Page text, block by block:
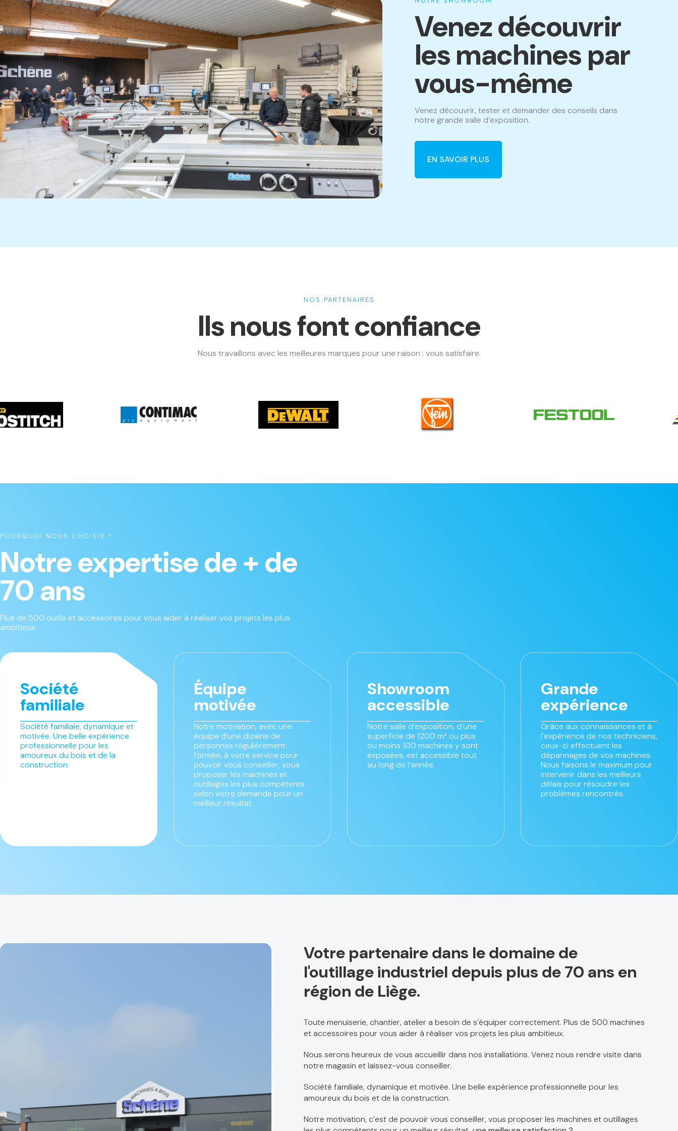
Venez découvrir
les machines par
vous-même
Venez découvrir, tester et demander des conseils dans
notre grande salle d’exposition.
EN SAVOIR PLUS
NOS PARTENAIRES
Ils nous font confiance
Nous travaillons avec les meilleures marques pour une raison : vous satisfaire.
POURQUOI NOUS CHOISIR ?
Notre expertise de + de
70 ans
Plus de 500 outils et accessoires pour vous aider à réaliser vos projets les plus
ambitieux.
Société
familiale
Société familiale, dynamique et
motivée. Une belle expérience
professionnelle pour les
amoureux du bois et de la
construction.
Équipe
motivée
Notre motivation, avec une
équipe d’une dizaine de
personnes régulièrement
formée, à votre service pour
pouvoir vous conseiller, vous
proposer les machines et
outillages les plus compétents
selon votre demande pour un
meilleur résultat.
Showroom
accessible
Notre salle d’exposition, d’une
superficie de 1200 m² ou plus
ou moins 100 machines y sont
exposées, est accessible tout
au long de l’année.
Grande
expérience
Grâce aux connaissances et à
l’expérience de nos techniciens,
ceux-ci effectuent les
dépannages de vos machines.
Nous faisons le maximum pour
intervenir dans les meilleurs
délais pour résoudre les
problèmes rencontrés.
Votre partenaire dans le domaine de
l'outillage industriel depuis plus de 70 ans en
région de Liège.
Toute menuiserie, chantier, atelier a besoin de s’équiper correctement. Plus de 500 machines
et accessoires pour vous aider à réaliser vos projets les plus ambitieux.
Nous serons heureux de vous accueillir dans nos installations. Venez nous rendre visite dans
notre magasin et laissez-vous conseiller.
Société familiale, dynamique et motivée. Une belle expérience professionnelle pour les
amoureux du bois et de la construction.
Notre motivation, c’est de pouvoir vous conseiller, vous proposer les machines et outillages